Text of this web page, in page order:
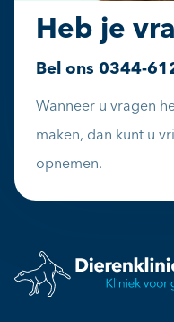
Heb je
Bel ons 0344-
Wanneer u vragen
maken, dan kunt u
opnemen.